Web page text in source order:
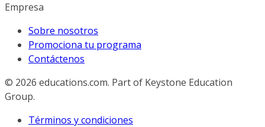
Empresa
Sobre nosotros
Promociona tu programa
Contáctenos
© 2026 educations.com. Part of Keystone Education
Group.
Términos y condiciones